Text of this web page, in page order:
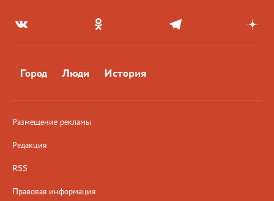
Город Люди История
Размещение рекламы
Редакция
RSS
Правовая информация